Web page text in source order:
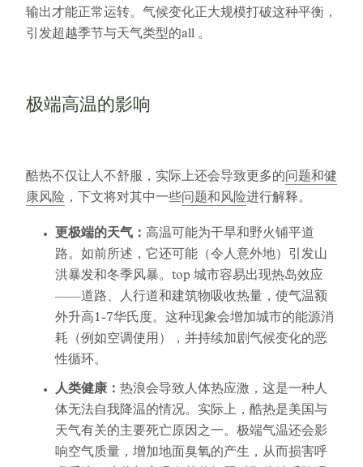
输出才能正常运转。气候变化正大规模打破这种平衡，
引发超越季节与天气类型的all 。
极端高温的影响
酷热不仅让人不舒服，实际上还会导致更多的 问题和健
康风险 ，下文将对其中一些 问题和风险进行解释。
更极端的天气： 高温可能为干旱和野火铺平道
路。如前所述，它还可能（令人意外地）引发山
洪暴发和冬季风暴。top 城市容易出现热岛效应
——道路、人行道和建筑物吸收热量，使气温额
外升高1-7华氏度。这种现象会增加城市的能源消
耗（例如空调使用），并持续加剧气候变化的恶
性循环。
人类健康： 热浪会导致人体热应激，这是一种人
体无法自我降温的情况。实际上，酷热是美国与
天气有关的主要死亡原因之一。极端气温还会影
响空气质量，增加地面臭氧的产生，从而损害呼